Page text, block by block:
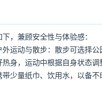
，兼顾安全性与体验感：
运动与散步：散步可选择
身，运动中根据自身状态
少量纸巾、饮用水，以备不